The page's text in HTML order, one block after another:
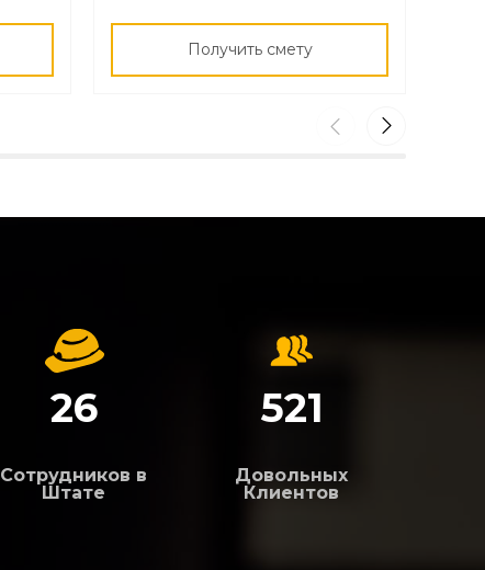
Получить смету
26
Сотрудников в
Штате
521
Довольных
Клиентов